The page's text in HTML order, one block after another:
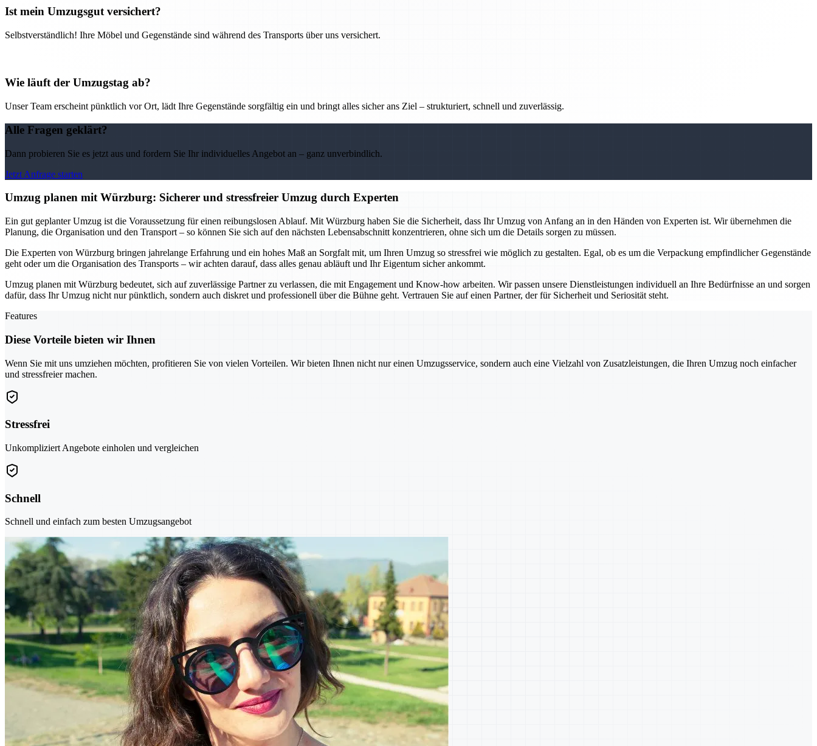
Ist mein Umzugsgut versichert?
Selbstverständlich! Ihre Möbel und Gegenstände sind während des Transports über uns versichert.
Wie läuft der Umzugstag ab?
Unser Team erscheint pünktlich vor Ort, lädt Ihre Gegenstände sorgfältig ein und bringt alles sicher ans Ziel – strukturiert, schnell und zuverlässig.
Alle Fragen geklärt?
Dann probieren Sie es jetzt aus und fordern Sie Ihr individuelles Angebot an – ganz unverbindlich.
Jetzt Anfrage starten
Umzug planen mit Würzburg: Sicherer und stressfreier Umzug durch Experten
Ein gut geplanter Umzug ist die Voraussetzung für einen reibungslosen Ablauf. Mit Würzburg haben Sie die Sicherheit, dass Ihr Umzug von Anfang an in den Händen von Experten ist. Wir übernehmen die
Planung, die Organisation und den Transport – so können Sie sich auf den nächsten Lebensabschnitt konzentrieren, ohne sich um die Details sorgen zu müssen.
Die Experten von Würzburg bringen jahrelange Erfahrung und ein hohes Maß an Sorgfalt mit, um Ihren Umzug so stressfrei wie möglich zu gestalten. Egal, ob es um die Verpackung empfindlicher Gegenstände
geht oder um die Organisation des Transports – wir achten darauf, dass alles genau abläuft und Ihr Eigentum sicher ankommt.
Umzug planen mit Würzburg bedeutet, sich auf zuverlässige Partner zu verlassen, die mit Engagement und Know-how arbeiten. Wir passen unsere Dienstleistungen individuell an Ihre Bedürfnisse an und sorgen
dafür, dass Ihr Umzug nicht nur pünktlich, sondern auch diskret und professionell über die Bühne geht. Vertrauen Sie auf einen Partner, der für Sicherheit und Seriosität steht.
Features
Diese Vorteile bieten wir Ihnen
Wenn Sie mit uns umziehen möchten, profitieren Sie von vielen Vorteilen. Wir bieten Ihnen nicht nur einen Umzugsservice, sondern auch eine Vielzahl von Zusatzleistungen, die Ihren Umzug noch einfacher
und stressfreier machen.
Stressfrei
Unkompliziert Angebote einholen und vergleichen
Schnell
Schnell und einfach zum besten Umzugsangebot